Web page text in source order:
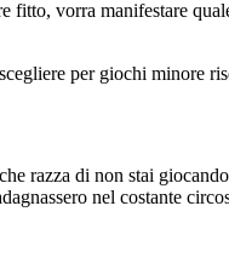
fitto, vorra manifestare
per giochi minore
razza di non stai
nel costante